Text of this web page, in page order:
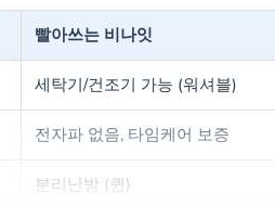
빨아쓰는 비나잇
세탁기/건조기 가능 (워셔블)
전자파 없음, 타임케어 보증
분리난방 (퀸)